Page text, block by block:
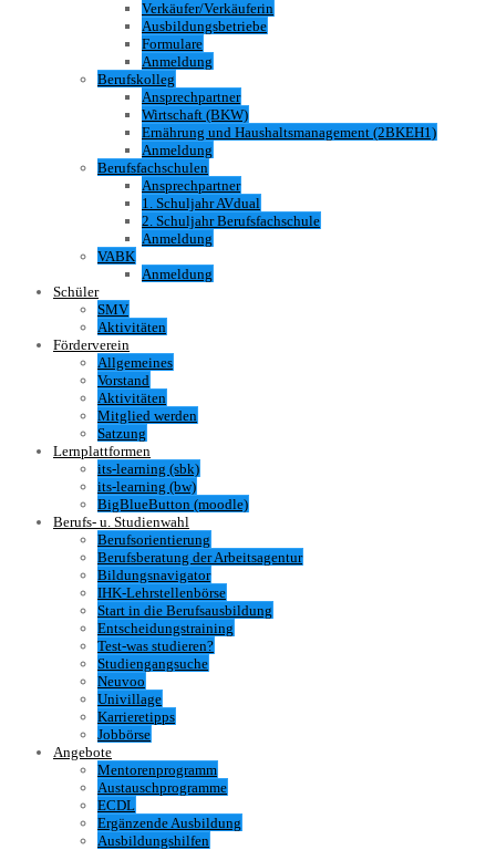
Verkäufer/Verkäuferin
Ausbildungsbetriebe
Formulare
Anmeldung
Berufskolleg
Ansprechpartner
Wirtschaft (BKW)
Ernährung und Haushaltsmanagement (2BKEH1)
Anmeldung
Berufsfachschulen
Ansprechpartner
1. Schuljahr AVdual
2. Schuljahr Berufsfachschule
Anmeldung
VABK
Anmeldung
Schüler
SMV
Aktivitäten
Förderverein
Allgemeines
Vorstand
Aktivitäten
Mitglied werden
Satzung
Lernplattformen
its-learning (sbk)
its-learning (bw)
BigBlueButton (moodle)
Berufs- u. Studienwahl
Berufsorientierung
Berufsberatung der Arbeitsagentur
Bildungsnavigator
IHK-Lehrstellenbörse
Start in die Berufsausbildung
Entscheidungstraining
Test-was studieren?
Studiengangsuche
Neuvoo
Univillage
Karrieretipps
Jobbörse
Angebote
Mentorenprogramm
Austauschprogramme
ECDL
Ergänzende Ausbildung
Ausbildungshilfen